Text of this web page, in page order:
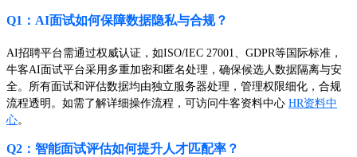
Q1：AI面试如何保障数据隐私与合规？
AI招聘平台需通过权威认证，如ISO/IEC 27001、GDPR等国际标准，
牛客AI面试平台采用多重加密和匿名处理，确保候选人数据隔离与安
全。所有面试和评估数据均由独立服务器处理，管理权限细化，合规
流程透明。如需了解详细操作流程，可访问牛客资料中心 HR资料中
心。
Q2：智能面试评估如何提升人才匹配率？